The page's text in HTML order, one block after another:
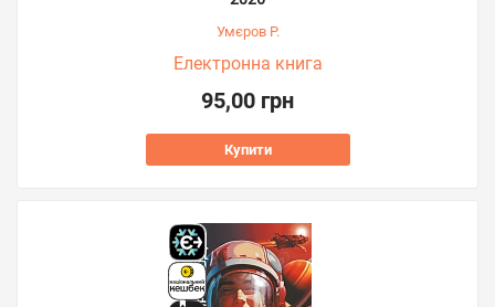
Умєров Р.
Електронна книга
95,00 грн
Купити